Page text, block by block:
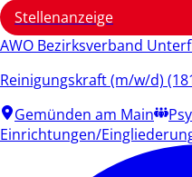
Stellenanzeige
AWO Bezirksverband
Reinigungskraft (m/w/d)
Gemünden am Main
Einrichtungen/